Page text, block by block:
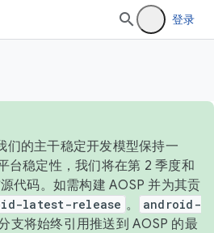
登录
们的主干稳定开发模型保持一
台稳定性，我们将在第 2 季度和
代码。如需构建 AOSP 并为其贡
latest-release 。
android-
支将始终引用推送到 AOSP 的最